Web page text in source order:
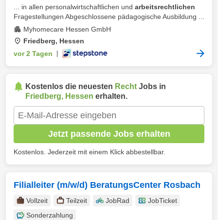
... in allen personalwirtschaftlichen und arbeitsrechtlichen
Fragestellungen Abgeschlossene pädagogische Ausbildung ...
Myhomecare Hessen GmbH
Friedberg, Hessen
vor 2 Tagen
Kostenlos die neuesten Recht Jobs in
Friedberg, Hessen erhalten.
Jetzt passende Jobs erhalten
Kostenlos. Jederzeit mit einem Klick abbestellbar.
Filialleiter (m/w/d) BeratungsCenter Rosbach
Vollzeit Teilzeit JobRad
JobTicket
Sonderzahlung